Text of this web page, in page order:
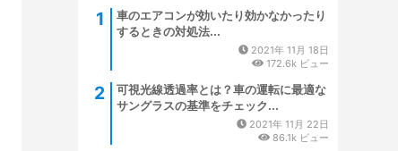
車のエアコンが効いたり効かなかったり
するときの対処法...
2021年 11月 18日
172.6k ビュー
可視光線透過率とは？車の運転に最適な
サングラスの基準をチェック...
2021年 11月 22日
86.1k ビュー